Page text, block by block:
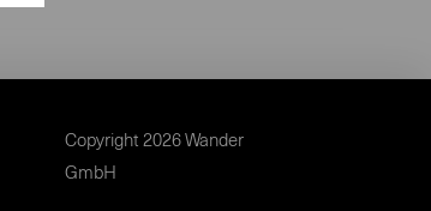
Copyright 2026 Wander
GmbH